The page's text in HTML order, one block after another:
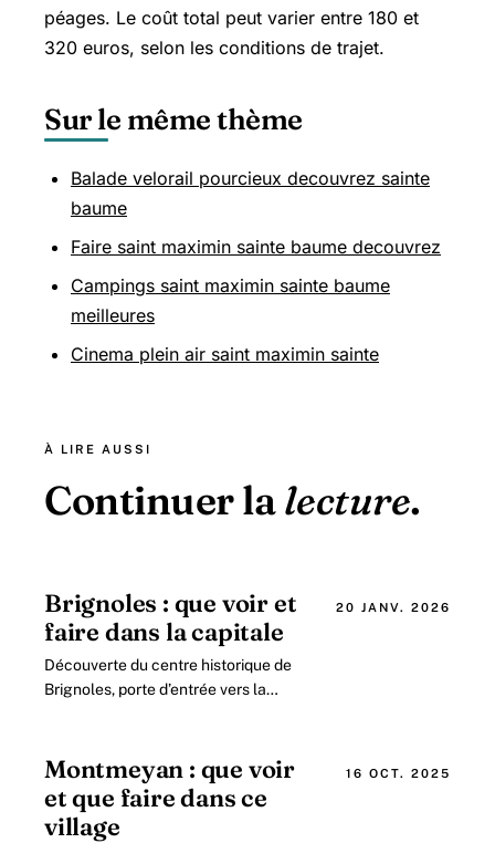
péages. Le coût total peut varier entre 180 et
320 euros, selon les conditions de trajet.
Sur le même thème
Balade velorail pourcieux decouvrez sainte
baume
Faire saint maximin sainte baume decouvrez
Campings saint maximin sainte baume
meilleures
Cinema plein air saint maximin sainte
À LIRE AUSSI
Continuer lalecture.
Brignoles : que voir et
faire dans la capitale
Découverte du centre historique de
Brignoles, porte d’entrée vers la
d’Azur, Brignoles se.
20 JANV. 2026
Montmeyan : que voir
et que faire dans ce
village
16 OCT. 2025